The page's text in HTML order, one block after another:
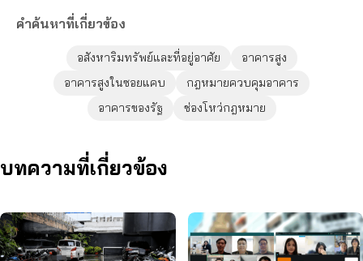
คำค้นหาที่เกี่ยวข้อง
อสังหาริมทรัพย์และที่อยู่อาศัย
อาคารสูง
อาคารสูงในซอยแคบ
กฎหมายควบคุมอาคาร
อาคารของรัฐ
ช่องโหว่กฎหมาย
บทความที่เกี่ยวข้อง